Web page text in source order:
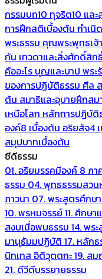
กรรมบถ10 ทุจริต10 และ
การฝึกสติเบื้องต้น กำเนิ
พระธรรม คุณพระพุทธเจ้า
กัน เทวดาและสิ่งศักดิ์สิท
คืออะไร บุญและบาป พระ
ของการปฏิบัติธรรม ศีล
ต้น สมาธิและอุบายฝึกสม
เหนือโลก หลักการปฏิบัติ
องค์8 เบื้องต้น อริยสัจ4
สมุปบาทเบื้องต้น
ซีดีธรรม
01. อริยมรรคมีองค์ 8 ภ
ธรรม 04. พุทธธรรมสวน
ภาวนา 07. พระสูตรศึกษา
10. พรหมจรรย์11. ศึกษ
สงบเมื่อพบธรรม 14. พร
มานุธัมมปฏิบัติ 17. หลัก
นิทเทส อิติวุตตกะ19. ส
21. ดีวีดีบรรยายธรรม